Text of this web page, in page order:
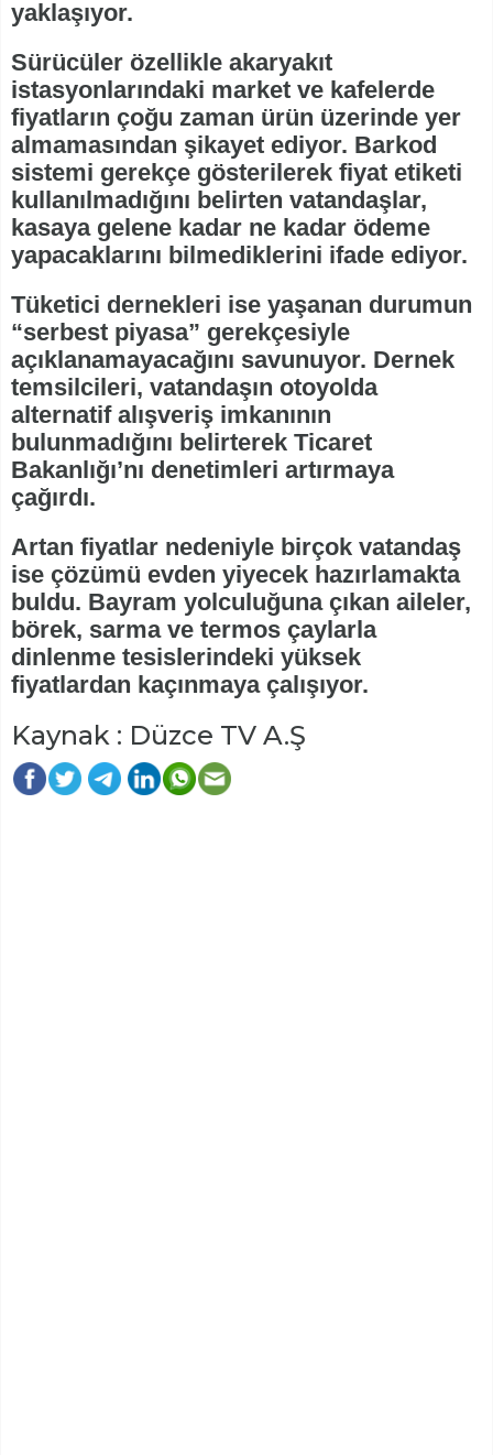
yaklaşıyor.
Sürücüler özellikle akaryakıt
istasyonlarındaki market ve kafelerde
fiyatların çoğu zaman ürün üzerinde yer
almamasından şikayet ediyor. Barkod
sistemi gerekçe gösterilerek fiyat etiketi
kullanılmadığını belirten vatandaşlar,
kasaya gelene kadar ne kadar ödeme
yapacaklarını bilmediklerini ifade ediyor.
Tüketici dernekleri ise yaşanan durumun
“serbest piyasa” gerekçesiyle
açıklanamayacağını savunuyor. Dernek
temsilcileri, vatandaşın otoyolda
alternatif alışveriş imkanının
bulunmadığını belirterek Ticaret
Bakanlığı’nı denetimleri artırmaya
çağırdı.
Artan fiyatlar nedeniyle birçok vatandaş
ise çözümü evden yiyecek hazırlamakta
buldu. Bayram yolculuğuna çıkan aileler,
börek, sarma ve termos çaylarla
dinlenme tesislerindeki yüksek
fiyatlardan kaçınmaya çalışıyor.
Kaynak : Düzce TV A.Ş